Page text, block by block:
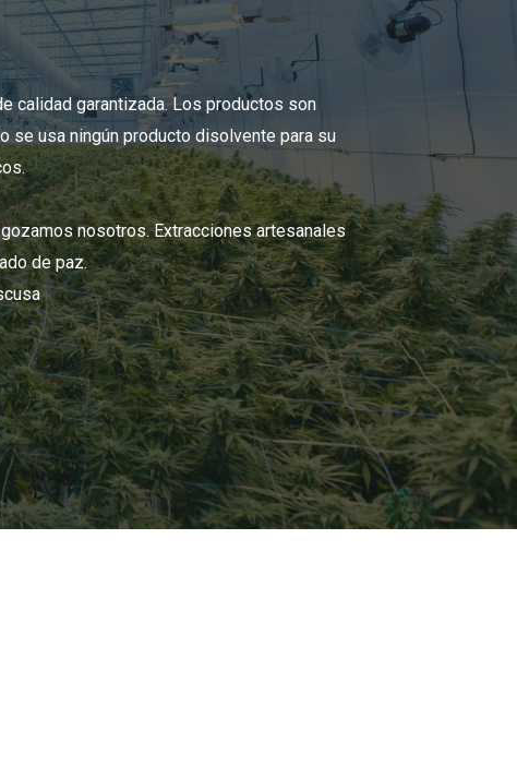
calidad garantizada. Los productos son
se usa ningún producto disolvente para su
nosotros. Extracciones artesanales
de paz.